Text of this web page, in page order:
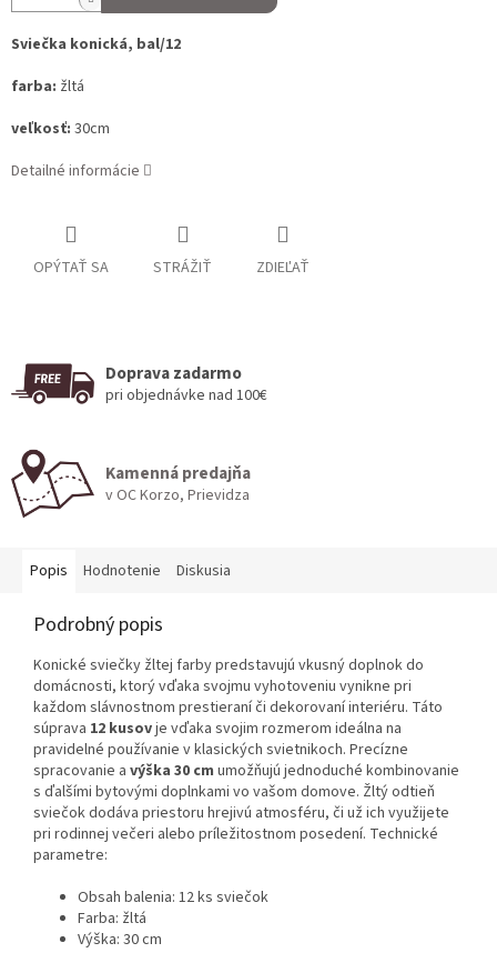
Sviečka konická, bal/12
farba: žltá
veľkosť: 30cm
Detailné informácie
OPÝTAŤ SA STRÁŽIŤ ZDIEĽAŤ
Doprava zadarmo
pri objednávke nad 100€
Kamenná predajňa
v OC Korzo, Prievidza
Popis Hodnotenie Diskusia
Podrobný popis
Konické sviečky žltej farby predstavujú vkusný doplnok do
domácnosti, ktorý vďaka svojmu vyhotoveniu vynikne pri
každom slávnostnom prestieraní či dekorovaní interiéru. Táto
súprava 12 kusovje vďaka svojim rozmerom ideálna na
pravidelné používanie v klasických svietnikoch. Precízne
spracovanie a výška 30 cm umožňujú jednoduché kombinovanie
s ďalšími bytovými doplnkami vo vašom domove. Žltý odtieň
sviečok dodáva priestoru hrejivú atmosféru, či už ich využijete
pri rodinnej večeri alebo príležitostnom posedení. Technické
parametre:
Obsah balenia: 12 ks sviečok
Farba: žltá
Výška: 30 cm